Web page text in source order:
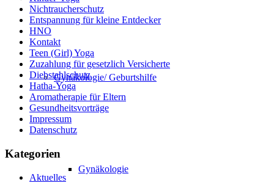
Gynäkologie/ Geburtshilfe
Gynäkologie
Nichtraucherschutz
Entspannung für kleine Entdecker
HNO
Kontakt
Teen (Girl) Yoga
Zuzahlung für gesetzlich Versicherte
Diebstahlschutz
Hatha-Yoga
Aromatherapie für Eltern
Gesundheitsvorträge
Impressum
Datenschutz
Kategorien
Aktuelles